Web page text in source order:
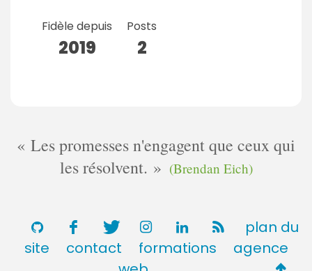
Fidèle depuis
2019
Posts
2
Les promesses n'engagent que ceux qui
les résolvent.
(Brendan Eich)
plan du
site
contact formations
agence